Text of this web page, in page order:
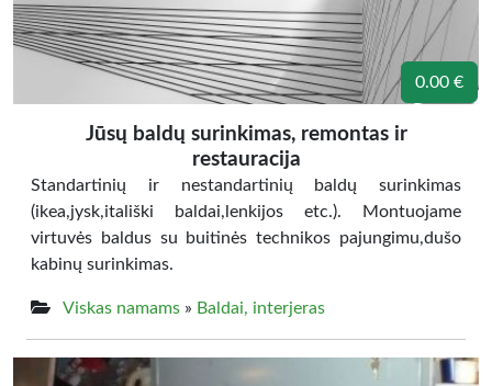
0.00 €
Jūsų baldų surinkimas, remontas ir
restauracija
Standartinių ir nestandartinių baldų surinkimas
(ikea,jysk,itališki baldai,lenkijos etc.). Montuojame
virtuvės baldus su buitinės technikos pajungimu,dušo
kabinų surinkimas.
Viskas namams » Baldai, interjeras